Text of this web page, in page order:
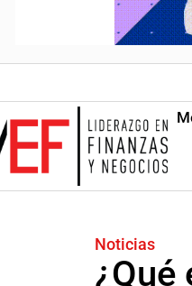
Noticias
¿Qué